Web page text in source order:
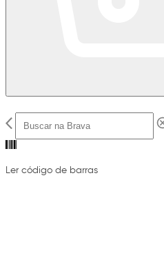
Ler código de barras